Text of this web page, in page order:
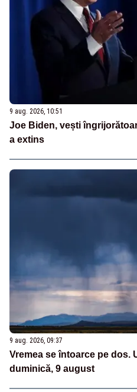
9 aug. 2026, 10:51
Joe Biden, vești
a extins
9 aug. 2026, 09:37
Vremea se întoarce pe dos.
duminică, 9 august